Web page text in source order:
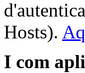
Hosts).
I com